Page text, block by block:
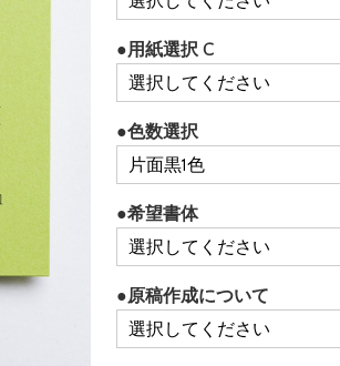
●用紙選択 C
●色数選択
●希望書体
●原稿作成について